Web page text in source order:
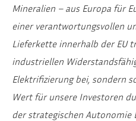
Mineralien – aus Europa für
einer verantwortungsvollen
Lieferkette innerhalb der EU
industriellen
Elektrifizierung bei, sondern
Wert für unsere Investoren
der strategischen Autonomie